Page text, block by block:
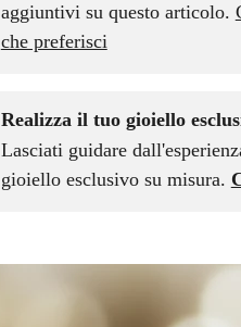
aggiuntivi su questo articolo.
che preferisci
Realizza il tuo gioiello
Lasciati guidare
gioiello esclusivo su misura.